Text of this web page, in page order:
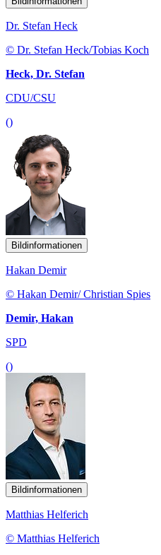
Dr. Stefan Heck
© Dr. Stefan Heck/Tobias Koch
Heck, Dr. Stefan
CDU/CSU
()
Bildinformationen
Hakan Demir
© Hakan Demir/ Christian Spies
Demir, Hakan
SPD
()
Bildinformationen
Matthias Helferich
© Matthias Helferich